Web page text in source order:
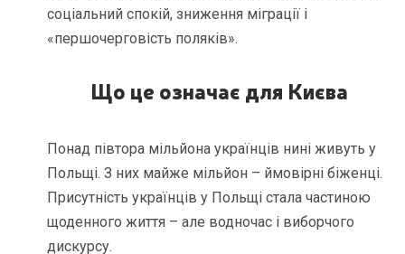
соціальний спокій, зниження міграції і
«першочерговість поляків».
Що це означає для Києва
Понад півтора мільйона українців нині живуть у
Польщі. З них майже мільйон – ймовірні біженці.
Присутність українців у Польщі стала частиною
щоденного життя – але водночас і виборчого
дискурсу.